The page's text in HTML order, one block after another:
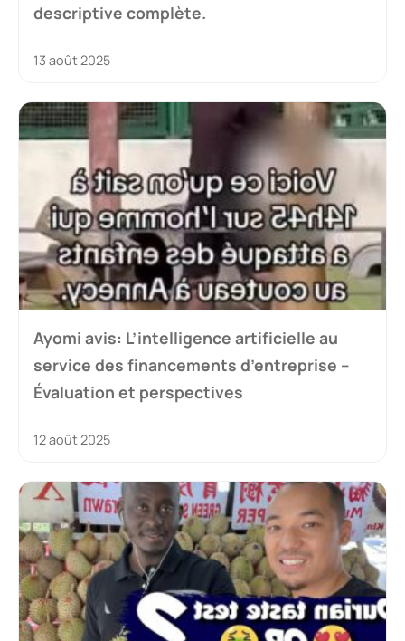
descriptive complète.
13 août 2025
Ayomi avis: L’intelligence artificielle au
service des financements d’entreprise –
Évaluation et perspectives
12 août 2025